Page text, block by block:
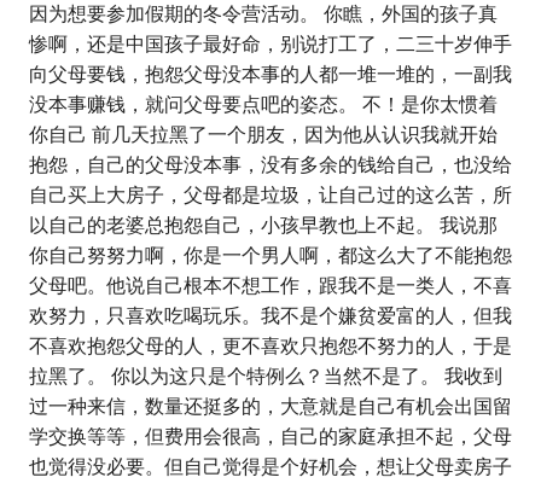
因为想要参加假期的冬令营活动。 你瞧，外国的孩子真
惨啊，还是中国孩子最好命，别说打工了，二三十岁伸手
向父母要钱，抱怨父母没本事的人都一堆一堆的，一副我
没本事赚钱，就问父母要点吧的姿态。 不！是你太惯着
你自己 前几天拉黑了一个朋友，因为他从认识我就开始
抱怨，自己的父母没本事，没有多余的钱给自己，也没给
自己买上大房子，父母都是垃圾，让自己过的这么苦，所
以自己的老婆总抱怨自己，小孩早教也上不起。 我说那
你自己努努力啊，你是一个男人啊，都这么大了不能抱怨
父母吧。他说自己根本不想工作，跟我不是一类人，不喜
欢努力，只喜欢吃喝玩乐。我不是个嫌贫爱富的人，但我
不喜欢抱怨父母的人，更不喜欢只抱怨不努力的人，于是
拉黑了。 你以为这只是个特例么？当然不是了。 我收到
过一种来信，数量还挺多的，大意就是自己有机会出国留
学交换等等，但费用会很高，自己的家庭承担不起，父母
也觉得没必要。但自己觉得是个好机会，想让父母卖房子